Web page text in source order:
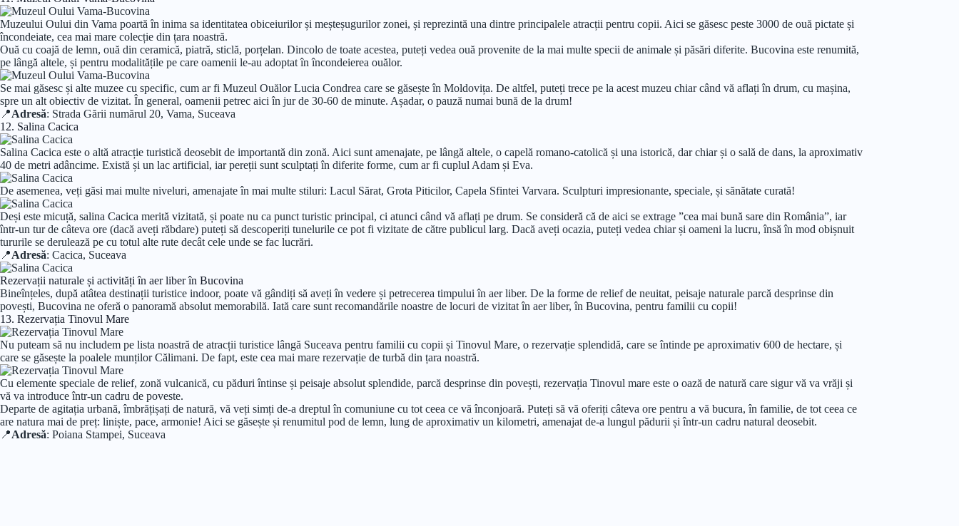
Muzeului Oului din Vama poartă în inima sa identitatea obiceiurilor și meșteșugurilor zonei, și reprezintă una dintre principalele atracții pentru copii. Aici se găsesc peste 3000 de ouă pictate și
încondeiate, cea mai mare colecție din țara noastră.
Ouă cu coajă de lemn, ouă din ceramică, piatră, sticlă, porțelan. Dincolo de toate acestea, puteți vedea ouă provenite de la mai multe specii de animale și păsări diferite. Bucovina este renumită,
pe lângă altele, și pentru modalitățile pe care oamenii le-au adoptat în încondeierea ouălor.
Se mai găsesc și alte muzee cu specific, cum ar fi Muzeul Ouălor Lucia Condrea care se găsește în Moldovița. De altfel, puteți trece pe la acest muzeu chiar când vă aflați în drum, cu mașina,
spre un alt obiectiv de vizitat. În general, oamenii petrec aici în jur de 30-60 de minute. Așadar, o pauză numai bună de la drum!
📍Adresă: Strada Gării numărul 20, Vama, Suceava
12. Salina Cacica
Salina Cacica este o altă atracție turistică deosebit de importantă din zonă. Aici sunt amenajate, pe lângă altele, o capelă romano-catolică și una istorică, dar chiar și o sală de dans, la aproximativ
40 de metri adâncime. Există și un lac artificial, iar pereții sunt sculptați în diferite forme, cum ar fi cuplul Adam și Eva.
De asemenea, veți găsi mai multe niveluri, amenajate în mai multe stiluri: Lacul Sărat, Grota Piticilor, Capela Sfintei Varvara. Sculpturi impresionante, speciale, și sănătate curată!
Deși este micuță, salina Cacica merită vizitată, și poate nu ca punct turistic principal, ci atunci când vă aflați pe drum. Se consideră că de aici se extrage ”cea mai bună sare din România”, iar
într-un tur de câteva ore (dacă aveți răbdare) puteți să descoperiți tunelurile ce pot fi vizitate de către publicul larg. Dacă aveți ocazia, puteți vedea chiar și oameni la lucru, însă în mod obișnuit
tururile se derulează pe cu totul alte rute decât cele unde se fac lucrări.
📍Adresă: Cacica, Suceava
Rezervații naturale și activități în aer liber în Bucovina
Bineînțeles, după atâtea destinații turistice indoor, poate vă gândiți să aveți în vedere și petrecerea timpului în aer liber. De la forme de relief de neuitat, peisaje naturale parcă desprinse din
povești, Bucovina ne oferă o panoramă absolut memorabilă. Iată care sunt recomandările noastre de locuri de vizitat în aer liber, în Bucovina, pentru familii cu copii!
13. Rezervația Tinovul Mare
Nu puteam să nu includem pe lista noastră de atracții turistice lângă Suceava pentru familii cu copii și Tinovul Mare, o rezervație splendidă, care se întinde pe aproximativ 600 de hectare, și
care se găsește la poalele munților Călimani. De fapt, este cea mai mare rezervație de turbă din țara noastră.
Cu elemente speciale de relief, zonă vulcanică, cu păduri întinse și peisaje absolut splendide, parcă desprinse din povești, rezervația Tinovul mare este o oază de natură care sigur vă va vrăji și
vă va introduce într-un cadru de poveste.
Departe de agitația urbană, îmbrățișați de natură, vă veți simți de-a dreptul în comuniune cu tot ceea ce vă înconjoară. Puteți să vă oferiți câteva ore pentru a vă bucura, în familie, de tot ceea ce
are natura mai de preț: liniște, pace, armonie! Aici se găsește și renumitul pod de lemn, lung de aproximativ un kilometri, amenajat de-a lungul pădurii și într-un cadru natural deosebit.
📍Adresă: Poiana Stampei, Suceava